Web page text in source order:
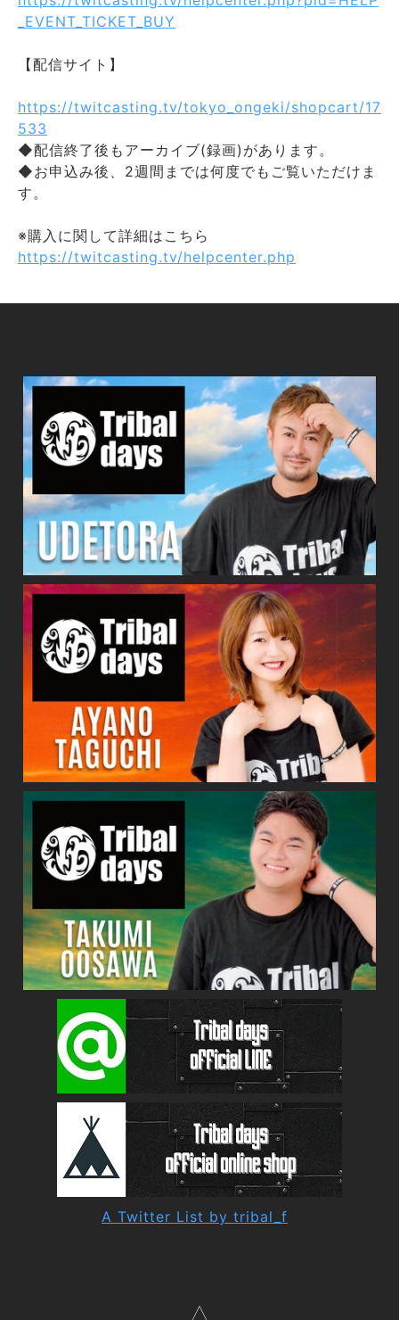
_EVENT_TICKET_BUY
【配信サイト】
https://twitcasting.tv/tokyo_ongeki/shopcart/17
533
◆配信終了後もアーカイブ(録画)があります。
◆お申込み後、2週間までは何度でもご覧いただけま
す。
※購入に関して詳細はこちら
https://twitcasting.tv/helpcenter.php
A Twitter List by tribal_f